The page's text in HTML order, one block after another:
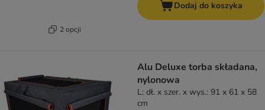
2 opcji
Dodaj do koszyka
Alu Deluxe torba składana,
nylonowa
L: dł. x szer. x wys.: 91 x 61 x 58
cm